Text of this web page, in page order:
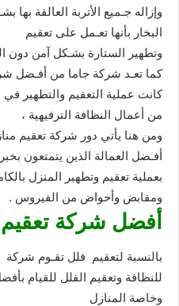
وإزاله جـميع الأتربة العالقة بها
البخار بأنها تعـمل على تعقيم
وتطهير الستارة بشـكل آمن دون
كما تعـد شركة جاما من أفـضل
كانت عملية التعقيم والتطهير في
من أعمال النظافة الترفيهية ،
ومن هنا يأتي دور شركة تعقيم
أفـضل العمالة الذين يتمتعون
بعملية تعقيم وتطهير المنزل
ومقابض وأحواض من الفيروس .
أفضل شركة تعقيم
بالنسبة لتعقيم فلل تقـوم
للنظافة وتعقيم الفلل للقيام
وخاصة المنازل